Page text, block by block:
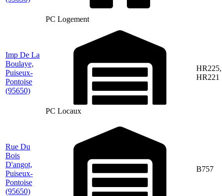
PC Logement
Imp De La
Boulaye,
Puiseux-
Pontoise
(95650)
PC Locaux
HR225,
HR221
Rue Du
Bois
D'angot,
Puiseux-
Pontoise
(95650)
B757